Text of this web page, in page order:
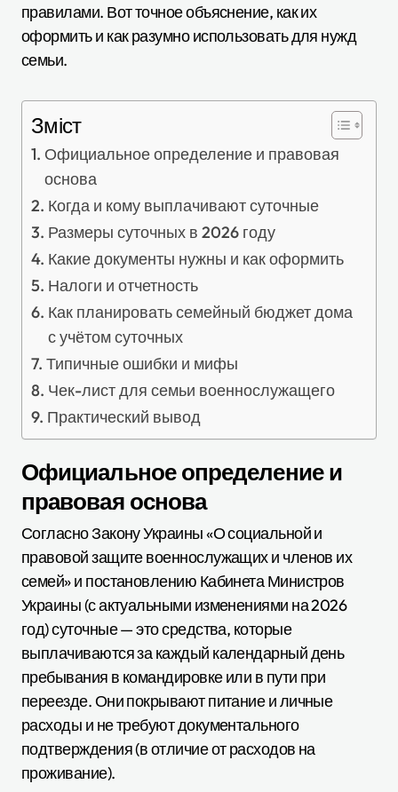
правилами. Вот точное объяснение, как их
оформить и как разумно использовать для нужд
семьи.
Зміст
Официальное определение и правовая
основа
Когда и кому выплачивают суточные
Размеры суточных в 2026 году
Какие документы нужны и как оформить
Налоги и отчетность
Как планировать семейный бюджет дома
с учётом суточных
Типичные ошибки и мифы
Чек-лист для семьи военнослужащего
Практический вывод
Официальное определение и
правовая основа
Согласно Закону Украины «О социальной и
правовой защите военнослужащих и членов их
семей» и постановлению Кабинета Министров
Украины (с актуальными изменениями на 2026
год) суточные — это средства, которые
выплачиваются за каждый календарный день
пребывания в командировке или в пути при
переезде. Они покрывают питание и личные
расходы и не требуют документального
подтверждения (в отличие от расходов на
проживание).